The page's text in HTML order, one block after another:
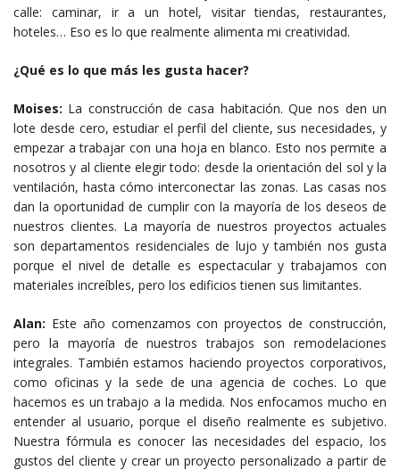
calle: caminar, ir a un hotel, visitar tiendas, restaurantes,
hoteles… Eso es lo que realmente alimenta mi creatividad.
¿Qué es lo que más les gusta hacer?
Moises: La construcción de casa habitación. Que nos den un
lote desde cero, estudiar el perfil del cliente, sus necesidades, y
empezar a trabajar con una hoja en blanco. Esto nos permite a
nosotros y al cliente elegir todo: desde la orientación del sol y la
ventilación, hasta cómo interconectar las zonas. Las casas nos
dan la oportunidad de cumplir con la mayoría de los deseos de
nuestros clientes. La mayoría de nuestros proyectos actuales
son departamentos residenciales de lujo y también nos gusta
porque el nivel de detalle es espectacular y trabajamos con
materiales increíbles, pero los edificios tienen sus limitantes.
Alan: Este año comenzamos con proyectos de construcción,
pero la mayoría de nuestros trabajos son remodelaciones
integrales. También estamos haciendo proyectos corporativos,
como oficinas y la sede de una agencia de coches. Lo que
hacemos es un trabajo a la medida. Nos enfocamos mucho en
entender al usuario, porque el diseño realmente es subjetivo.
Nuestra fórmula es conocer las necesidades del espacio, los
gustos del cliente y crear un proyecto personalizado a partir de